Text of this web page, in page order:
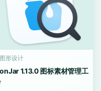
图形设计
1.13.0 图标素材管理工